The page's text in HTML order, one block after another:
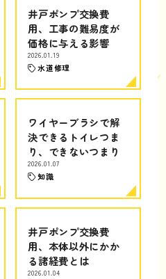
井戸ポンプ交換費
用、工事の難易度が
価格に与える影響
2026.01.19
水道修理
ワイヤーブラシで解
決できるトイレつま
り、できないつまり
2026.01.07
知識
井戸ポンプ交換費
用、本体以外にかか
る諸経費とは
2026.01.04